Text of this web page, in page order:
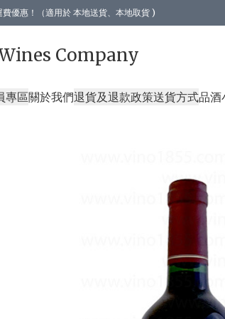
優惠！（適用於 本地送貨、本地取貨 )
Company
專區關於我們退貨及退款政策送貨方式品酒